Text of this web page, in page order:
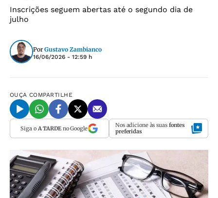
Inscrições seguem abertas até o segundo dia de
julho
Por Gustavo Zambianco
16/06/2026 - 12:59 h
OUÇA COMPARTILHE
Siga o A TARDEno Google Nos adicione às suas fontes
preferidas